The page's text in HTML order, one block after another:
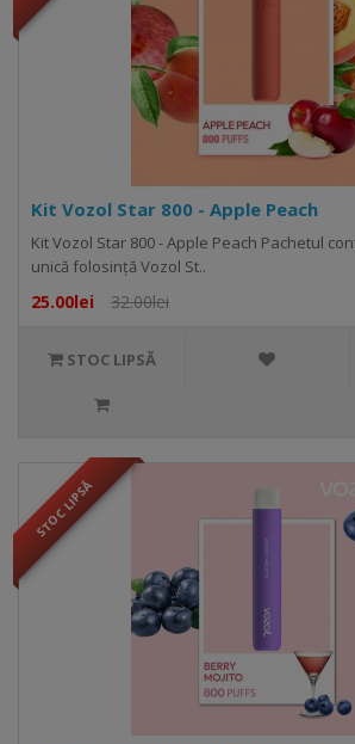
Kit Vozol Star 800 - Apple Peach
Kit Vozol Star 800 - Apple Peach Pachetul
unică folosință Vozol St..
25.00lei 32.00lei
STOC LIPSĂ
STOC LIPSĂ